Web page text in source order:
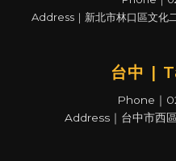
Address｜新北市林口區文化
台中 |
Phone｜
Address｜台中市西